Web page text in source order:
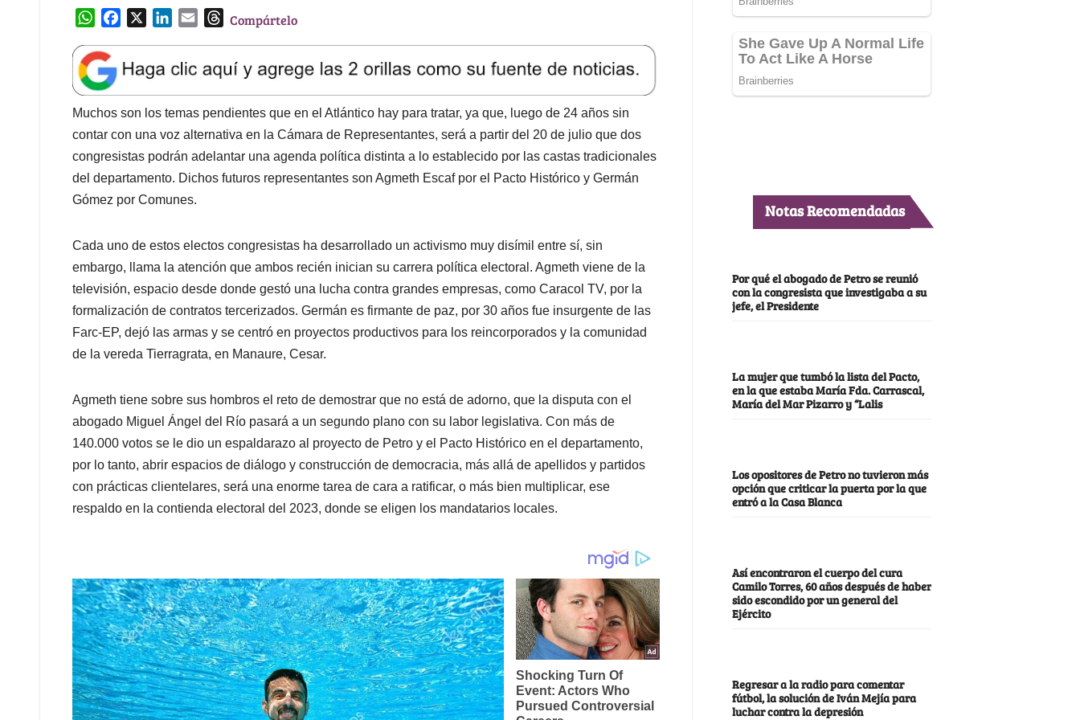
W
a
t
s
A
p
p
e
b
o
o
k
k
e
d
I
n
l
T
e
a
d
s
Compártelo
Muchos son los temas pendientes que en el Atlántico hay para tratar, ya que, luego de 24 años sin
contar con una voz alternativa en la Cámara de Representantes, será a partir del 20 de julio que dos
congresistas podrán adelantar una agenda política distinta a lo establecido por las castas tradicionales
del departamento. Dichos futuros representantes son Agmeth Escaf por el Pacto Histórico y Germán
Gómez por Comunes.
Cada uno de estos electos congresistas ha desarrollado un activismo muy disímil entre sí, sin
embargo, llama la atención que ambos recién inician su carrera política electoral. Agmeth viene de la
televisión, espacio desde donde gestó una lucha contra grandes empresas, como Caracol TV, por la
formalización de contratos tercerizados. Germán es firmante de paz, por 30 años fue insurgente de las
Farc-EP, dejó las armas y se centró en proyectos productivos para los reincorporados y la comunidad
de la vereda Tierragrata, en Manaure, Cesar.
Agmeth tiene sobre sus hombros el reto de demostrar que no está de adorno, que la disputa con el
abogado Miguel Ángel del Río pasará a un segundo plano con su labor legislativa. Con más de
140.000 votos se le dio un espaldarazo al proyecto de Petro y el Pacto Histórico en el departamento,
por lo tanto, abrir espacios de diálogo y construcción de democracia, más allá de apellidos y partidos
con prácticas clientelares, será una enorme tarea de cara a ratificar, o más bien multiplicar, ese
respaldo en la contienda electoral del 2023, donde se eligen los mandatarios locales.
Notas Recomendadas
Por qué el abogado de Petro se reunió
con la congresista que investigaba a su
jefe, el Presidente
La mujer que tumbó la lista del Pacto,
en la que estaba María Fda. Carrascal,
María del Mar Pizarro y “Lalis
Los opositores de Petro no tuvieron más
opción que criticar la puerta por la que
entró a la Casa Blanca
Así encontraron el cuerpo del cura
Camilo Torres, 60 años después de haber
sido escondido por un general del
Ejército
Regresar a la radio para comentar
fútbol, la solución de Iván Mejía para
luchar contra la depresión